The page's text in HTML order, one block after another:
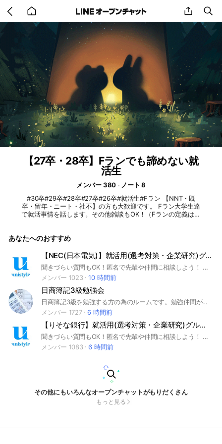
back
to
home
share
【27卒・28卒】Fランでも諦めない就
活生
メンバー 380
ノート 8
#30卒#29卒#28卒#27卒#26卒#就活生#Fラン 【NNT・既
卒・留年・ニート・社不】の方も大歓迎です。 Fラン大学生達
で就活事情を話します。その他雑談もOK！（Fランの定義は聞
あなたへのおすすめ
【NEC(日本電気)】就活用(選考対策・企業研究)グループ
聞きづらい質問もOK！匿名で先輩や仲間に相談しよう！ 就活サイトunistyleが運営するNEC（日本電気）の就活情報(選考対策/企業研究)共有グループです。 #就活 #NEC（日本電気） #電機業界 #インターンシップ #本選考 #unistyle #ユニスタイル #面接 #採用 #内定 #ES #エントリーシート #自己分析 #業界研究 #企業研究 #自己PR #ガクチカ #学生時代頑張ったこと #志何望動機 #webテスト #ウェブテスト #GD #グループディスカッション #グルディス #OB訪問 #企業選び #就活対策 #就活準備 #大手企業 #日系企業 ▼unistyleが運営する電機のオプチャグループ▼ ソニーグループ / 日立製作所 / パナソニック / 富士通 / NEC（日本電気） / 三菱電機 / キーエンス / 村田製作所 / キヤノン（Canon） / 島津製作所 / 富士フイルムビジネスイノベーション / 京セラ / 東芝 / ヤンマー / クボタ / リコー / GSアユサ / オリンパス / ニコン / 住友電気工業（住友電工） / セイコーエプソン / DMG森精機 / ブリヂストン / 日東電工 / オムロン / TDK / 東京エレクトロン / コニカミノルタ / ブラザー工業 / ボッシュ(BOSCH) / シャープ（SHARP) / ミネベアミツミ / 日立建機 / コマツ（小松製作所） / 住友重機械工業 / アルプスアルパイン / 富士電機 / ファナック(FANUC) / キヤノンマーケティングジャパン / ディスコ ▼NEC（日本電気）の企業研究はこちらから▼ https://x.gd/2rav1
メンバー 1023
10 時間前
日商簿記3級勉強会
日商簿記3級を勉強する方の為のルームです。勉強仲間が欲しい方、分からない所を教えて欲しい方、互いに切磋琢磨して頑張りましょう！ 教える目的であれば2級以上の方も歓迎しています。
メンバー 1727
6 時間前
【りそな銀行】就活用(選考対策・企業研究)グループ
聞きづらい質問もOK！匿名で先輩や仲間に相談しよう！ 就活サイトunistyleが運営するりそな銀行の就活情報(選考対策/企業研究)共有グループです。 #就活 #りそな銀行 #銀行業界 #インターンシップ #本選考 #unistyle #ユニスタイル #面接 #採用 #内定 #ES #エントリーシート #自己分析 #業界研究 #企業研究 #自己PR #ガクチカ #学生時代頑張ったこと #志何望動機 #webテスト #ウェブテスト #GD #グループディスカッション #グルディス #OB訪問 #企業選び #就活対策 #就活準備 #大手企業 #日系企業 ▼unistyleが運営する銀行のオプチャグループ▼ 三菱UFJ銀行 / 三井住友銀行 / みずほフィナンシャルグループ / りそな銀行 / ゆうちょ銀行 / あおぞら銀行 / 新生銀行 / 横浜銀行 / 千葉銀行 / 静岡銀行 / 福岡銀行 / 七十七銀行 / 常陽銀行 / 京都銀行 / イオン銀行 / セブン銀行 / 住信SBIネット銀行 / きらぼし銀行 / オリックス銀行 / PayPay銀行 / ソニー銀行 / 三菱UFJ信託銀行 / 三井住友信託銀行 / SMBC信託銀行 / みずほ信託銀行 / 野村信託銀行 ▼りそな銀行の企業研究はこちらから▼ https://x.gd/quyiz
メンバー 1083
6 時間前
その他にもいろんなオープンチャットがもりだくさん
もっと見る